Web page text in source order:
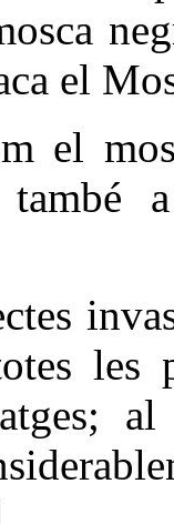
el
el
també
les